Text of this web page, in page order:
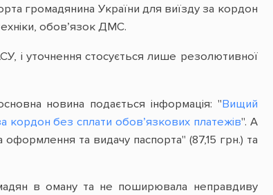
громадянина України для виїзду за кордон
обов’язок ДМС.
і уточнення стосується лише резолютивної
новина подається інформація: "Вищий
кордон без сплати обов’язкових платежів". А
та видачу паспорта" (87,15 грн.) та
в оману та не поширювала неправдиву